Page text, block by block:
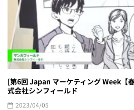
[第6回 Japan マーケティング Week【
式会社シンフィールド
2023/04/05